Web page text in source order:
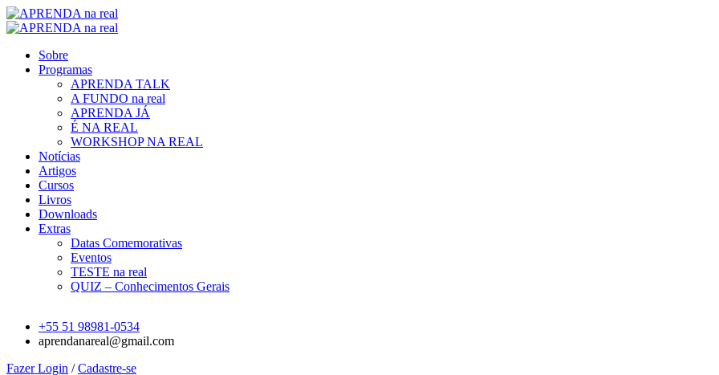
Sobre
Programas
APRENDA TALK
A FUNDO na real
APRENDA JÁ
É NA REAL
WORKSHOP NA REAL
Notícias
Artigos
Cursos
Livros
Downloads
Extras
Datas Comemorativas
Eventos
TESTE na real
QUIZ – Conhecimentos Gerais
+55 51 98981-0534
aprendanareal@gmail.com
Fazer Login / Cadastre-se